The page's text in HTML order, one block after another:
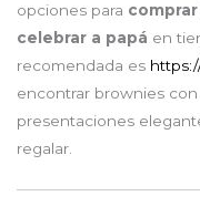
opciones para
celebrar a papá en
recomendada es
encontrar brownies
presentaciones
regalar.